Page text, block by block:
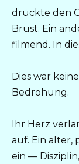
drückte den
Brust. Ein
filmend. In
Dies war
Bedrohung.
Ihr Herz
auf. Ein alter,
ein —